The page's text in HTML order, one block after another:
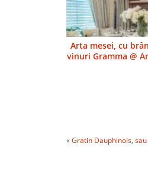
Arta mesei, cu
vinuri Gramma @
«Gratin Dauphinois,